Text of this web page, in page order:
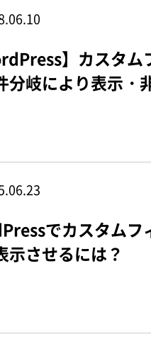
】カスタム
分岐により表示・
でカスタムフ
示させるには？